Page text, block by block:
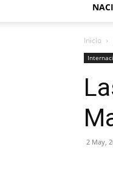
Inicio
2 May,